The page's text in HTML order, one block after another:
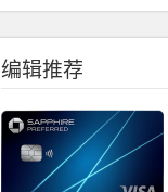
编辑推荐